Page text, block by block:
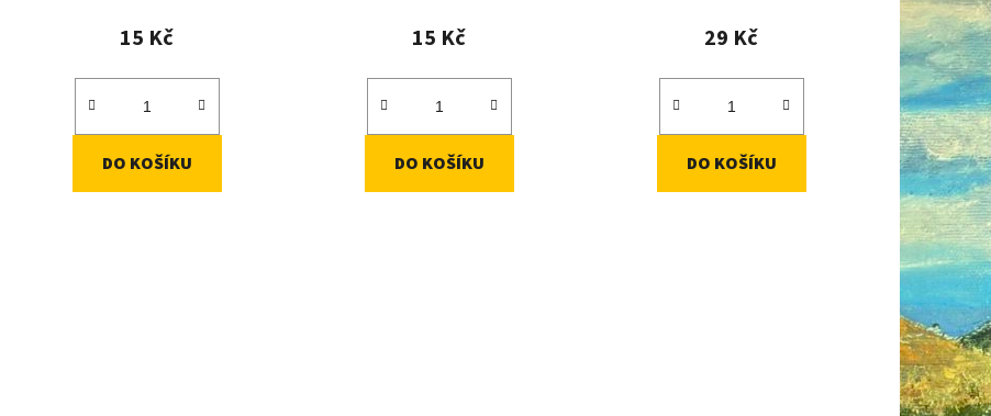
15 Kč
DO KOŠÍKU
15 Kč
DO KOŠÍKU
29 Kč
DO KOŠÍKU